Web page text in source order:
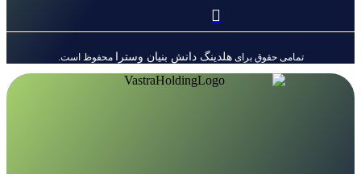
تمامی حقوق برایهلدینگ دانش بنیان وسترا محفوظ است.